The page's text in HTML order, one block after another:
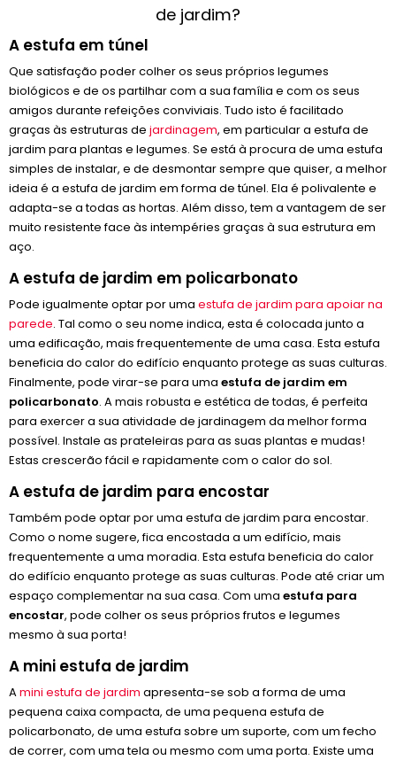
de jardim?
A estufa em túnel
Que satisfação poder colher os seus próprios legumes
biológicos e de os partilhar com a sua família e com os seus
amigos durante refeições conviviais. Tudo isto é facilitado
graças às estruturas de jardinagem, em particular a estufa de
jardim para plantas e legumes. Se está à procura de uma estufa
simples de instalar, e de desmontar sempre que quiser, a melhor
ideia é a estufa de jardim em forma de túnel. Ela é polivalente e
adapta-se a todas as hortas. Além disso, tem a vantagem de ser
muito resistente face às intempéries graças à sua estrutura em
aço.
A estufa de jardim em policarbonato
Pode igualmente optar por uma estufa de jardim para apoiar na
parede. Tal como o seu nome indica, esta é colocada junto a
uma edificação, mais frequentemente de uma casa. Esta estufa
beneficia do calor do edifício enquanto protege as suas culturas.
Finalmente, pode virar-se para uma estufa de jardim em
policarbonato. A mais robusta e estética de todas, é perfeita
para exercer a sua atividade de jardinagem da melhor forma
possível. Instale as prateleiras para as suas plantas e mudas!
Estas crescerão fácil e rapidamente com o calor do sol.
A estufa de jardim para encostar
Também pode optar por uma estufa de jardim para encostar.
Como o nome sugere, fica encostada a um edifício, mais
frequentemente a uma moradia. Esta estufa beneficia do calor
do edifício enquanto protege as suas culturas. Pode até criar um
espaço complementar na sua casa. Com uma estufa para
encostar, pode colher os seus próprios frutos e legumes
mesmo à sua porta!
A mini estufa de jardim
Amini estufa de jardim apresenta-se sob a forma de uma
pequena caixa compacta, de uma pequena estufa de
policarbonato, de uma estufa sobre um suporte, com um fecho
de correr, com uma tela ou mesmo com uma porta. Existe uma